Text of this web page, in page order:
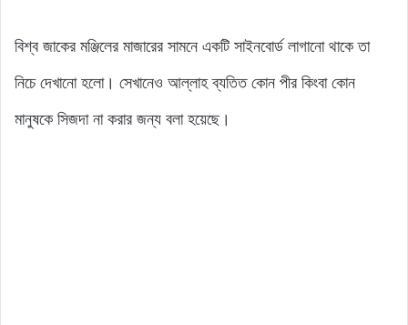
বিশ্ব জাকের মঞ্জিলের মাজারের সামনে একটি সাইনবোর্ড লাগানো থাকে তা
নিচে দেখানো হলো। সেখানেও আল্লাহ ব্যতিত কোন পীর কিংবা কোন
মানুষকে সিজদা না করার জন্য বলা হয়েছে।